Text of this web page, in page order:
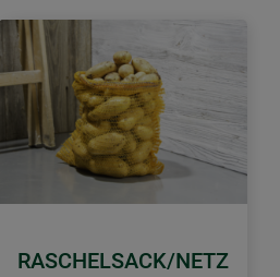
RASCHELSACK/NETZ